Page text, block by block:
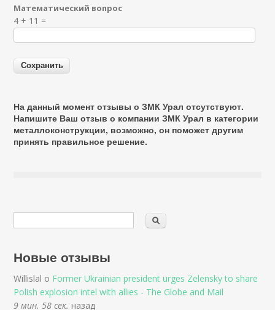
Я спамер
Математический вопрос
4 + 11 =
На данный момент отзывы о ЗМК Урал отсутствуют.
Напишите Ваш отзыв о компании ЗМК Урал в категории
металлоконструкции, возможно, он поможет другим
принять правильное решение.
Новые отзывы
Willislal о Former Ukrainian president urges Zelensky to share
Polish explosion intel with allies - The Globe and Mail
9 мин. 58 сек. назад